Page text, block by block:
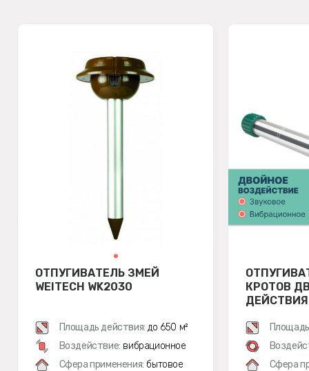
ОТПУГИВАТЕЛЬ ЗМЕЙ
WEITECH WK2030
Площадь действия: до 650 м²
Воздействие: вибрационное
Сфера применения: бытовое
КРОТОВ
ДЕЙСТВИЯ
Сфера